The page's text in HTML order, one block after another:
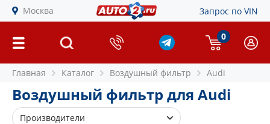
Москва Запрос по VIN
0
Главная Каталог Воздушный фильтр Audi
Воздушный фильтр для Audi
Производители